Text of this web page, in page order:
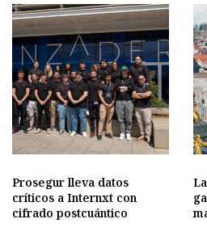
Prosegur lleva datos
críticos a Internxt con
cifrado postcuántico